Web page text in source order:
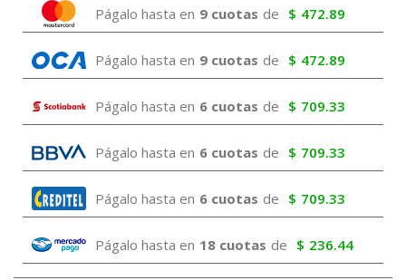
Págalo hasta en 9 cuotas de $ 472.89
Págalo hasta en 9 cuotas de $ 472.89
Págalo hasta en 6 cuotas de $ 709.33
Págalo hasta en 6 cuotas de $ 709.33
Págalo hasta en 6 cuotas de $ 709.33
Págalo hasta en 18 cuotas de $ 236.44